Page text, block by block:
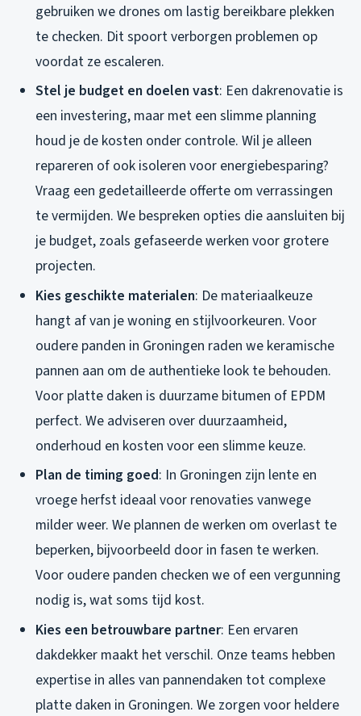
gebruiken we drones om lastig bereikbare plekken
te checken. Dit spoort verborgen problemen op
voordat ze escaleren.
Stel je budget en doelen vast: Een dakrenovatie is
een investering, maar met een slimme planning
houd je de kosten onder controle. Wil je alleen
repareren of ook isoleren voor energiebesparing?
Vraag een gedetailleerde offerte om verrassingen
te vermijden. We bespreken opties die aansluiten bij
je budget, zoals gefaseerde werken voor grotere
projecten.
Kies geschikte materialen: De materiaalkeuze
hangt af van je woning en stijlvoorkeuren. Voor
oudere panden in Groningen raden we keramische
pannen aan om de authentieke look te behouden.
Voor platte daken is duurzame bitumen of EPDM
perfect. We adviseren over duurzaamheid,
onderhoud en kosten voor een slimme keuze.
Plan de timing goed: In Groningen zijn lente en
vroege herfst ideaal voor renovaties vanwege
milder weer. We plannen de werken om overlast te
beperken, bijvoorbeeld door in fasen te werken.
Voor oudere panden checken we of een vergunning
nodig is, wat soms tijd kost.
Kies een betrouwbare partner: Een ervaren
dakdekker maakt het verschil. Onze teams hebben
expertise in alles van pannendaken tot complexe
platte daken in Groningen. We zorgen voor heldere